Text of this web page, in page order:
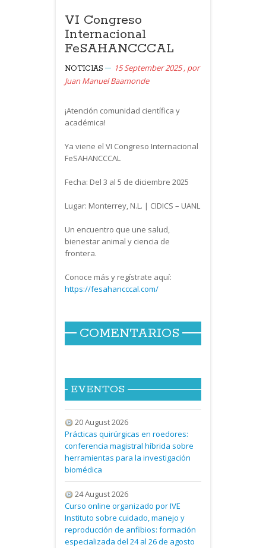
VI Congreso
Internacional
FeSAHANCCCAL
NOTICIAS 15 September 2025 , por
Juan Manuel Baamonde
¡Atención comunidad científica y
académica!
Ya viene el VI Congreso Internacional
FeSAHANCCCAL
Fecha: Del 3 al 5 de diciembre 2025
Lugar: Monterrey, N.L. | CIDICS – UANL
Un encuentro que une salud,
bienestar animal y ciencia de
frontera.
Conoce más y regístrate aquí:
https://fesahancccal.com/
COMENTARIOS
EVENTOS
20 August 2026
Prácticas quirúrgicas en roedores:
conferencia magistral híbrida sobre
herramientas para la investigación
biomédica
24 August 2026
Curso online organizado por IVE
Instituto sobre cuidado, manejo y
reproducción de anfibios: formación
especializada del 24 al 26 de agosto